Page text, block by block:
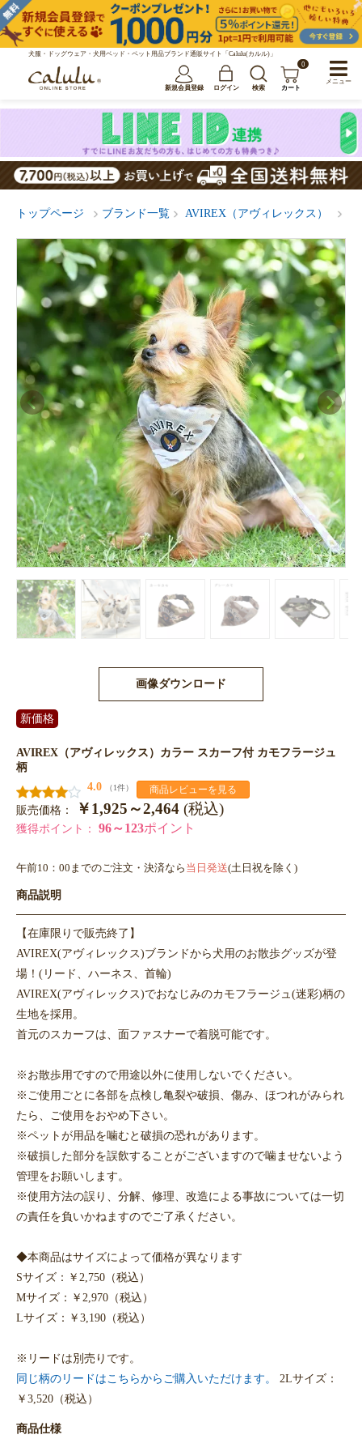
犬服・ドッグウェア・犬用ベッド・ペット用品ブランド通販サイト「Calulu(カルル)」
新規会員登録 ログイン 検索
0
カート
トップページ ブランド一覧 AVIREX（アヴィレックス）
画像ダウンロード
新価格
AVIREX（アヴィレックス）カラー スカーフ付 カモフラージュ
柄
4.0
（1件） 商品レビューを見る
販売価格： ￥1,925～2,464 (税込)
獲得ポイント： 96～123ポイント
午前10：00までのご注文・決済なら 当日発送(土日祝を除く)
商品説明
【在庫限りで販売終了】
AVIREX(アヴィレックス)ブランドから犬用のお散歩グッズが登
場！(リード、ハーネス、首輪)
AVIREX(アヴィレックス)でおなじみのカモフラージュ(迷彩)柄の
生地を採用。
首元のスカーフは、面ファスナーで着脱可能です。
※お散歩用ですので用途以外に使用しないでください。
※ご使用ごとに各部を点検し亀裂や破損、傷み、ほつれがみられ
たら、ご使用をおやめ下さい。
※ペットが用品を噛むと破損の恐れがあります。
※破損した部分を誤飲することがございますので噛ませないよう
管理をお願いします。
※使用方法の誤り、分解、修理、改造による事故については一切
の責任を負いかねますのでご了承ください。
◆本商品はサイズによって価格が異なります
Sサイズ：￥2,750（税込）
Mサイズ：￥2,970（税込）
Lサイズ：￥3,190（税込）
※リードは別売りです。
同じ柄のリードはこちらからご購入いただけます。 2Lサイズ：
￥3,520（税込）
商品仕様
メニュー